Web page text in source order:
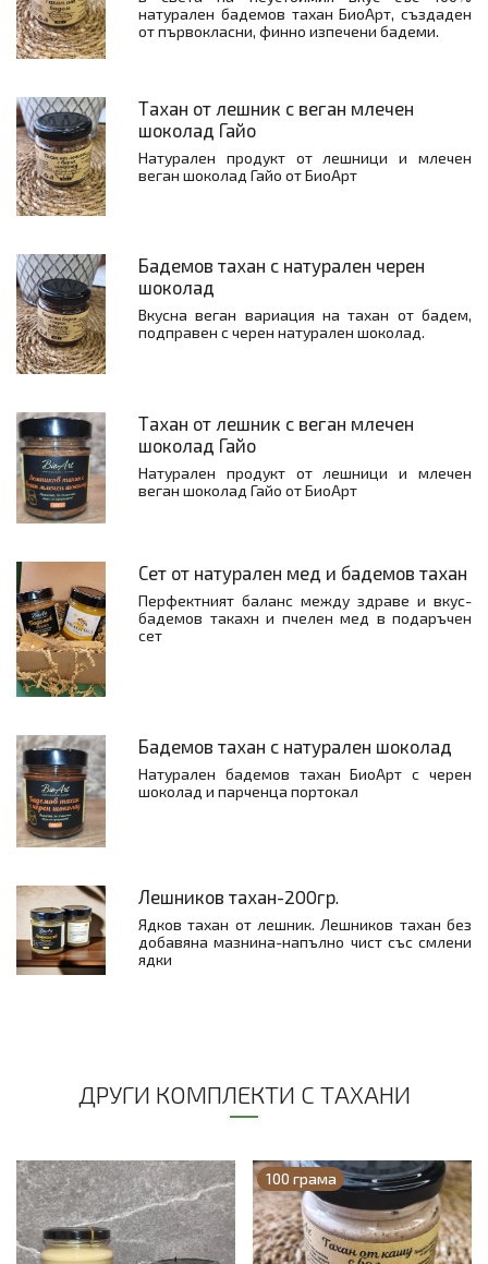
натурален бадемов тахан БиоАрт, създаден
от първокласни, финно изпечени бадеми.
Тахан от лешник с веган млечен
шоколад Гайо
Натурален продукт от лешници и млечен
веган шоколад Гайо от БиоАрт
Бадемов тахан с натурален черен
шоколад
Вкусна веган вариация на тахан от бадем,
подправен с черен натурален шоколад.
Тахан от лешник с веган млечен
шоколад Гайо
Натурален продукт от лешници и млечен
веган шоколад Гайо от БиоАрт
Сет от натурален мед и бадемов тахан
Перфектният баланс между здраве и вкус-
бадемов такахн и пчелен мед в подаръчен
сет
Бадемов тахан с натурален шоколад
Натурален бадемов тахан БиоАрт с черен
шоколад и парченца портокал
Лешников тахан-200гр.
Ядков тахан от лешник. Лешников тахан без
добавяна мазнина-напълно чист със смлени
ядки
ДРУГИ КОМПЛЕКТИ С ТАХАНИ
100 грама